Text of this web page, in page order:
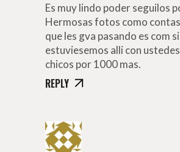
Es muy lindo poder seguilos
Hermosas fotos como
que les gva pasando es com si
estuviesemos alli con
chicos por 1000 mas.
REPLY